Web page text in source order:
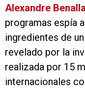
Alexandre Benalla
programas espía
ingredientes de
revelado por la
realizada por 15
internacionales